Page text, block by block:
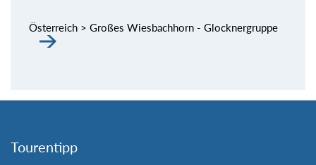
Österreich > Großes Wiesbachhorn - Glocknergruppe
Tourentipp